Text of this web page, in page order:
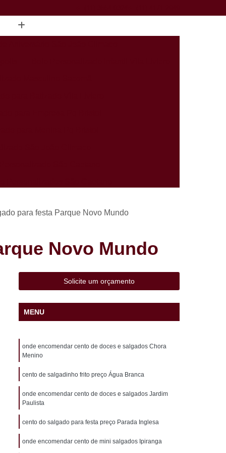
Perto de Mim Heliópolis
Frito Vila Liviero
Pronta Entrega São Caetano
Cento de Salgados Assados Heliópolis
Fritos Heliópolis
para Festa São João Climaco
Cento de Salgados Vegetarianos Pq Bristol
Pq Bristol
Coxinha de Festa
Infantil
Coxinha Festa de 20 Pessoas
Frango Festa
Coxinha para Festa
para festa Parque Novo Mundo
Novo Mundo
Solicite um orçamento
MENU
onde encomendar cento de doces e salgados Chora
Menino
cento de salgadinho frito preço Água Branca
onde encomendar cento de doces e salgados Jardim
Paulista
cento do salgado para festa preço Parada Inglesa
onde encomendar cento de mini salgados Ipiranga